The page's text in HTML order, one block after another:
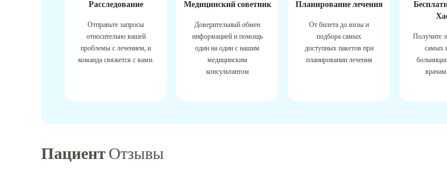
Расследование
Отправьте запросы
относительно вашей
проблемы с лечением, и
команда свяжется с вами.
Медицинский советник
Доверительный обмен
информацией и помощь
один на один с нашим
медицинским
консультантом
Планирование лечения
От билета до визы и
подбора самых
доступных пакетов при
планировании лечения
Получите
самых
ПациентОтзывы